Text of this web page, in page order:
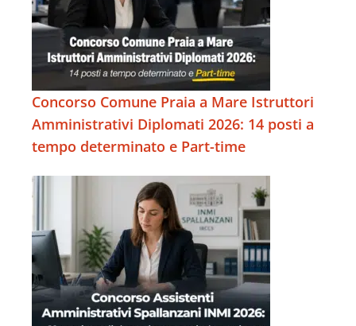
Concorso Comune Praia a Mare Istruttori
Amministrativi Diplomati 2026: 14 posti a
tempo determinato e Part-time